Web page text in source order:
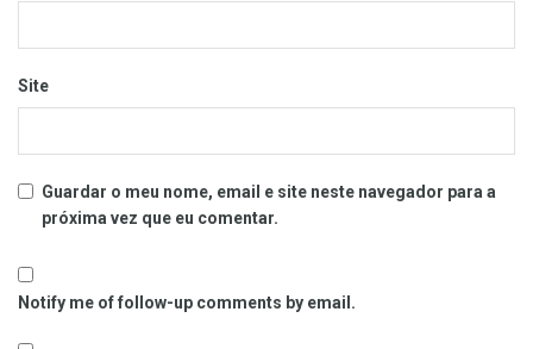
Site
Guardar o meu nome, email e site neste navegador para a
próxima vez que eu comentar.
Notify me of follow-up comments by email.